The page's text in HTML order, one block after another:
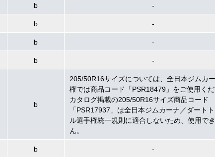
b -
b -
b -
b -
b
205/50R16サイズについては、全日本ジムカ
権では商品コード「PSR18479」をご使用くだ
カタログ掲載の205/50R16サイズ商品コード
「PSR17937」は全日本ジムカーナ／ダート
ル選手権統一規則に適合しないため、使用で
ん。
b -